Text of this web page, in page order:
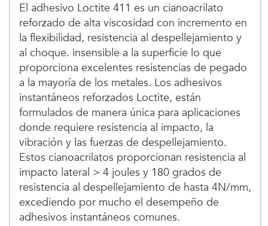
El adhesivo Loctite 411 es un cianoacrilato
reforzado de alta viscosidad con incremento en
la flexibilidad, resistencia al despellejamiento y
al choque. insensible a la superficie lo que
proporciona excelentes resistencias de pegado
a la mayoría de los metales. Los adhesivos
instantáneos reforzados Loctite, están
formulados de manera única para aplicaciones
donde requiere resistencia al impacto, la
vibración y las fuerzas de despellejamiento.
Estos cianoacrilatos proporcionan resistencia al
impacto lateral > 4 joules y 180 grados de
resistencia al despellejamiento de hasta 4N/mm,
excediendo por mucho el desempeño de
adhesivos instantáneos comunes.